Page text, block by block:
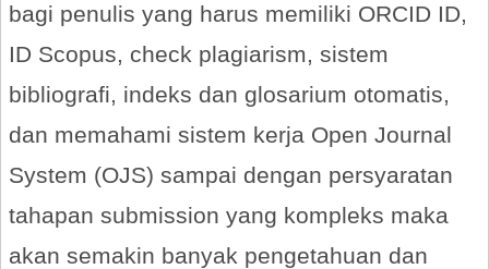
bagi penulis yang harus memiliki ORCID ID,
ID Scopus, check plagiarism, sistem
bibliografi, indeks dan glosarium otomatis,
dan memahami sistem kerja Open Journal
System (OJS) sampai dengan persyaratan
tahapan submission yang kompleks maka
akan semakin banyak pengetahuan dan